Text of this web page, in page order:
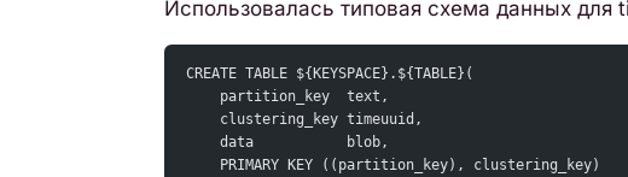
Использовалась типовая схема данных для
CREATE TABLE ${KEYSPACE}.${TABLE}(
    partition_key  text,
    clustering_key timeuuid,
    data           blob,
    PRIMARY KEY ((partition_key), clustering_key)